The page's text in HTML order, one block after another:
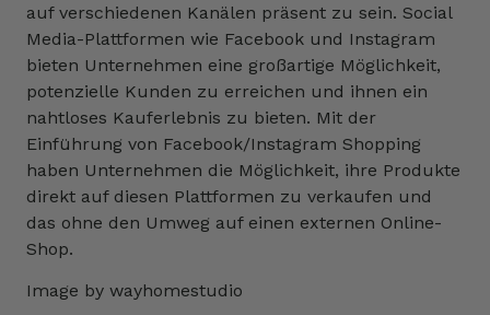
auf verschiedenen Kanälen präsent zu sein. Social
Media-Plattformen wie Facebook und Instagram
bieten Unternehmen eine großartige Möglichkeit,
potenzielle Kunden zu erreichen und ihnen ein
nahtloses Kauferlebnis zu bieten. Mit der
Einführung von Facebook/Instagram Shopping
haben Unternehmen die Möglichkeit, ihre Produkte
direkt auf diesen Plattformen zu verkaufen und
das ohne den Umweg auf einen externen Online-
Shop.
Image by wayhomestudio